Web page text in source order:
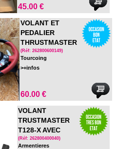
45.00 €
VOLANT ET
PEDALIER
THRUSTMASTER
FERRARI 458
SPIDER XBOX
ONE
(Réf: 262800600149)
Tourcoing
>+infos
60.00 €
VOLANT
TRUSTMASTER
T128-X AVEC
PEDALIER
(Réf: 262800400040)
Armentieres